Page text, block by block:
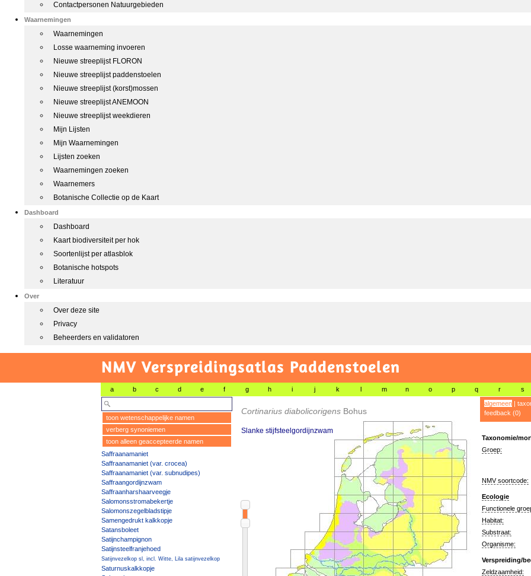
Contactpersonen Natuurgebieden
Waarnemingen
Waarnemingen
Losse waarneming invoeren
Nieuwe streeplijst FLORON
Nieuwe streeplijst paddenstoelen
Nieuwe streeplijst (korst)mossen
Nieuwe streeplijst ANEMOON
Nieuwe streeplijst weekdieren
Mijn Lijsten
Mijn Waarnemingen
Lijsten zoeken
Waarnemingen zoeken
Waarnemers
Botanische Collectie op de Kaart
Dashboard
Dashboard
Kaart biodiversiteit per hok
Soortenlijst per atlasblok
Botanische hotspots
Literatuur
Over
Over deze site
Privacy
Beheerders en validatoren
NMV Verspreidingsatlas Paddenstoelen
a b c d e f g h i j k l m n o p q r s
toon wetenschappelijke namen
verberg synoniemen
toon alleen geaccepteerde namen
Saffraanamaniet
Saffraanamaniet (var. crocea)
Saffraanamaniet (var. subnudipes)
Saffraangordijnzwam
Saffraanharshaarveegje
Salomonsstromabekertje
Salomonszegelbladstipje
Samengedrukt kalkkopje
Satansboleet
Satijnchampignon
Satijnsteelfranjehoed
Satijnvezelkop sl, incl. Witte, Lila satijnvezelkop
Saturnuskalkkopje
Cortinarius diabolicorigens Bohus
Slanke stijfsteelgordijnzwam
algemeen|
feedback (0)
Taxonomie/
Groep:
NMV soortcode:
Ecologie
Functionele
Habitat:
Substraat:
Organisme:
Verspreiding/
Zeldzaamheid: